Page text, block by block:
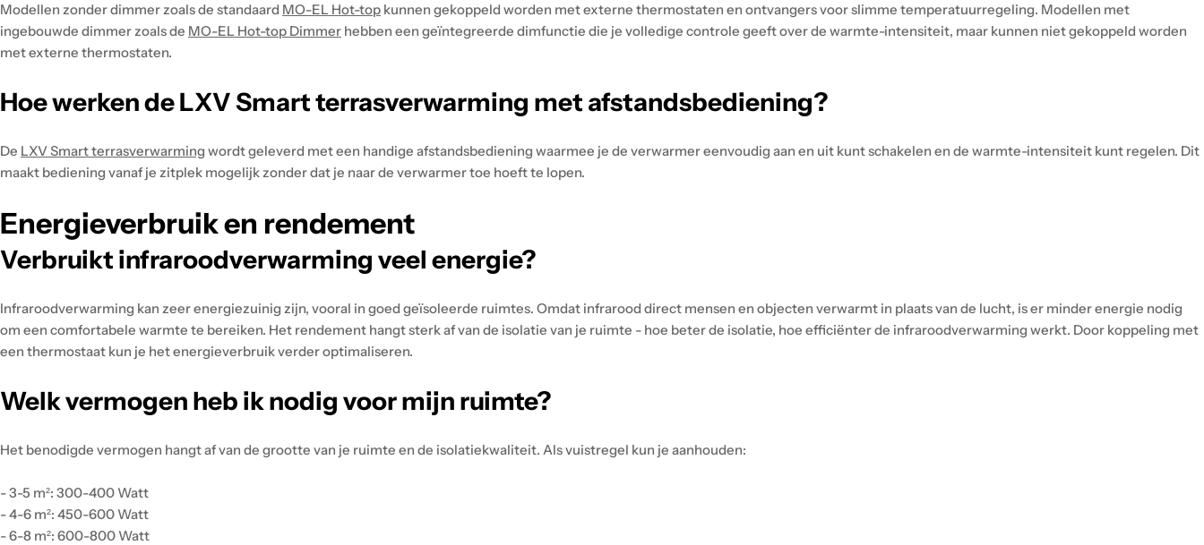
Modellen zonder dimmer zoals de standaard MO-EL Hot-top kunnen gekoppeld worden met externe thermostaten en ontvangers voor slimme temperatuurregeling. Modellen met
ingebouwde dimmer zoals de MO-EL Hot-top Dimmer hebben een geïntegreerde dimfunctie die je volledige controle geeft over de warmte-intensiteit, maar kunnen niet gekoppeld worden
met externe thermostaten.
Hoe werken de LXV Smart terrasverwarming met afstandsbediening?
De LXV Smart terrasverwarming wordt geleverd met een handige afstandsbediening waarmee je de verwarmer eenvoudig aan en uit kunt schakelen en de warmte-intensiteit kunt regelen. Dit
maakt bediening vanaf je zitplek mogelijk zonder dat je naar de verwarmer toe hoeft te lopen.
Energieverbruik en rendement
Verbruikt infraroodverwarming veel energie?
Infraroodverwarming kan zeer energiezuinig zijn, vooral in goed geïsoleerde ruimtes. Omdat infrarood direct mensen en objecten verwarmt in plaats van de lucht, is er minder energie nodig
om een comfortabele warmte te bereiken. Het rendement hangt sterk af van de isolatie van je ruimte - hoe beter de isolatie, hoe efficiënter de infraroodverwarming werkt. Door koppeling met
een thermostaat kun je het energieverbruik verder optimaliseren.
Welk vermogen heb ik nodig voor mijn ruimte?
Het benodigde vermogen hangt af van de grootte van je ruimte en de isolatiekwaliteit. Als vuistregel kun je aanhouden:
- 3-5 m²: 300-400 Watt
- 4-6 m²: 450-600 Watt
- 6-8 m²: 600-800 Watt